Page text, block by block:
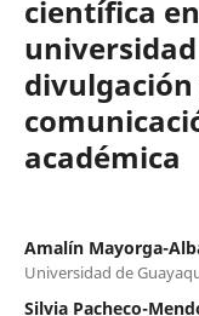
científica
académica
Amalín Mayorga-
Universidad de
Silvia Pacheco-